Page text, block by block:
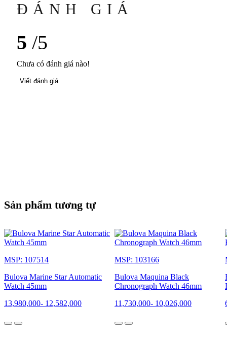
ĐÁNH GIÁ
5 /5
Chưa có đánh giá nào!
Viết đánh giá
Sản phẩm tương tự
MSP: 107514
Bulova Marine Star Automatic
Watch 45mm
13,980,000- 12,582,000
MSP: 103166
Bulova Maquina Black
Chronograph Watch​ 46mm
11,730,000- 10,026,000